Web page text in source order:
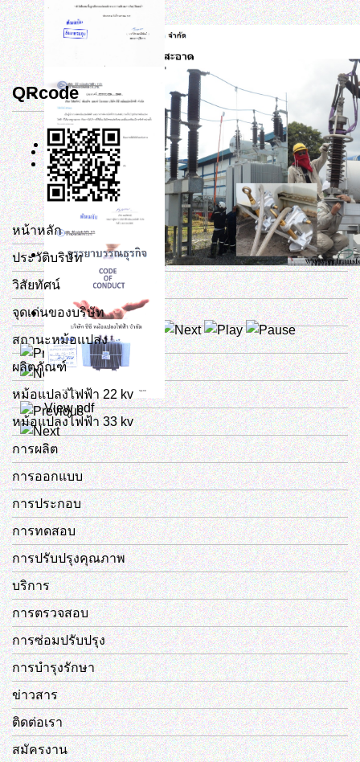
View pdf
View pdf
QRcode
หน้าหลัก
ประวัติบริษัท
วิสัยทัศน์
จุดเด่นของบริษัท
สถานะหม้อแปลง
ผลิตภัณฑ์
หม้อแปลงไฟฟ้า 22 kv
หม้อแปลงไฟฟ้า 33 kv
การผลิต
การออกแบบ
การประกอบ
การทดสอบ
การปรับปรุงคุณภาพ
บริการ
การตรวจสอบ
การซ่อมปรับปรุง
การบำรุงรักษา
ข่าวสาร
ติดต่อเรา
สมัครงาน